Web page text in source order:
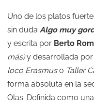
Uno de los platos
sin duda Algo muy
y escrita por Berto
más)y desarrollada por
loco Erasmuso Taller
forma absoluta en la
Olas. Definida como